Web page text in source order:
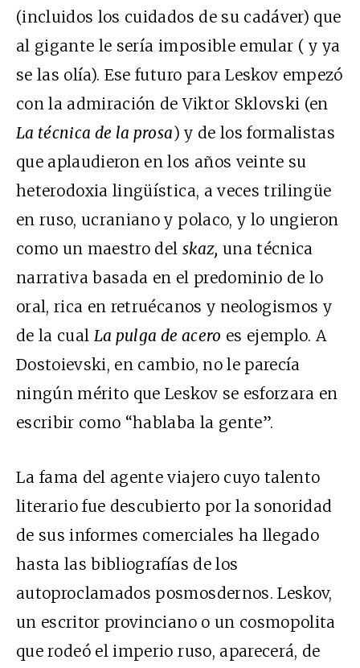
(incluidos los cuidados de su cadáver) que
al gigante le sería imposible emular ( y ya
se las olía). Ese futuro para Leskov empezó
con la admiración de Viktor Sklovski (en
La técnica de la prosa) y de los formalistas
que aplaudieron en los años veinte su
heterodoxia lingüística, a veces trilingüe
en ruso, ucraniano y polaco, y lo ungieron
como un maestro del skaz, una técnica
narrativa basada en el predominio de lo
oral, rica en retruécanos y neologismos y
de la cual La pulga de acero es ejemplo. A
Dostoievski, en cambio, no le parecía
ningún mérito que Leskov se esforzara en
escribir como “hablaba la gente”.
La fama del agente viajero cuyo talento
literario fue descubierto por la sonoridad
de sus informes comerciales ha llegado
hasta las bibliografías de los
autoproclamados posmosdernos. Leskov,
un escritor provinciano o un cosmopolita
que rodeó el imperio ruso, aparecerá, de